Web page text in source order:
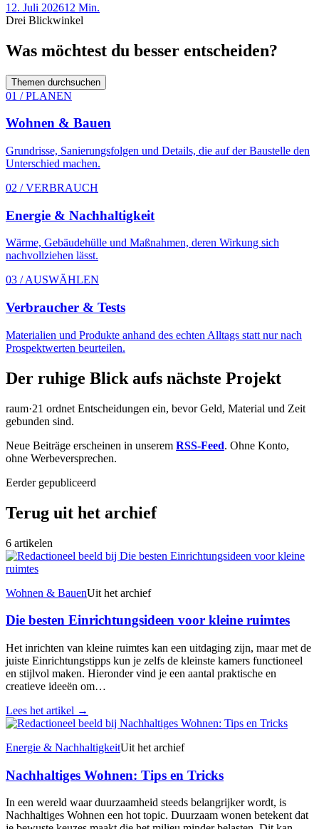
12. Juli 202612 Min.
Drei Blickwinkel
Was möchtest du besser entscheiden?
Themen durchsuchen
01 / PLANEN
Wohnen & Bauen
Grundrisse, Sanierungsfolgen und Details, die auf der Baustelle den
Unterschied machen.
02 / VERBRAUCH
Energie & Nachhaltigkeit
Wärme, Gebäudehülle und Maßnahmen, deren Wirkung sich
nachvollziehen lässt.
03 / AUSWÄHLEN
Verbraucher & Tests
Materialien und Produkte anhand des echten Alltags statt nur nach
Prospektwerten beurteilen.
Der ruhige Blick aufs nächste Projekt
raum·21 ordnet Entscheidungen ein, bevor Geld, Material und Zeit
gebunden sind.
Neue Beiträge erscheinen in unserem RSS-Feed. Ohne Konto,
ohne Werbeversprechen.
Eerder gepubliceerd
Terug uit het archief
6 artikelen
Wohnen & BauenUit het archief
Die besten Einrichtungsideen voor kleine ruimtes
Het inrichten van kleine ruimtes kan een uitdaging zijn, maar met de
juiste Einrichtungstipps kun je zelfs de kleinste kamers functioneel
en stijlvol maken. Hieronder vind je een aantal praktische en
creatieve ideeën om…
Lees het artikel →
Energie & NachhaltigkeitUit het archief
Nachhaltiges Wohnen: Tips en Tricks
In een wereld waar duurzaamheid steeds belangrijker wordt, is
Nachhaltiges Wohnen een hot topic. Duurzaam wonen betekent dat